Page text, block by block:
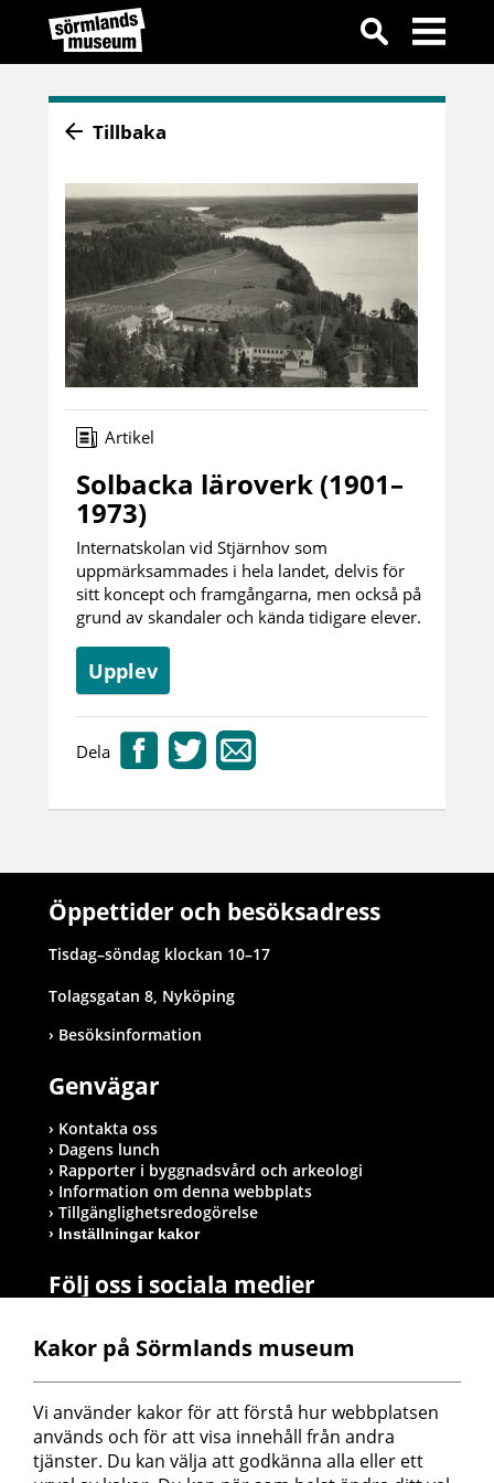
Tillbaka
Artikel
Solbacka läroverk (1901–
1973)
Internatskolan vid Stjärnhov som
uppmärksammades i hela landet, delvis för
sitt koncept och framgångarna, men också på
grund av skandaler och kända tidigare elever.
Upplev
Dela
Öppettider och besöksadress
Tisdag–söndag klockan 10–17
Tolagsgatan 8, Nyköping
Besöksinformation
Genvägar
Kontakta oss
Dagens lunch
Rapporter i byggnadsvård och arkeologi
Information om denna webbplats
Tillgänglighetsredogörelse
Inställningar kakor
Följ oss i sociala medier
Postadress
Sörmlands museum
Box 314
611 26 Nyköping
Kakor på Sörmlands museum
Vi använder kakor för att förstå hur webbplatsen
används och för att visa innehåll från andra
tjänster. Du kan välja att godkänna alla eller ett